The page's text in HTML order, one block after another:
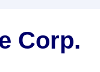
Corp.